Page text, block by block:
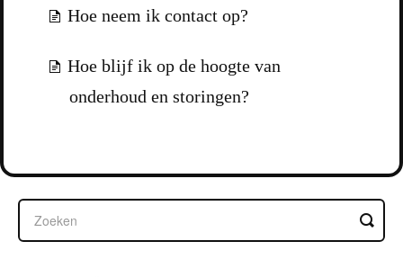
Hoe neem ik contact op?
Hoe blijf ik op de hoogte van
onderhoud en storingen?